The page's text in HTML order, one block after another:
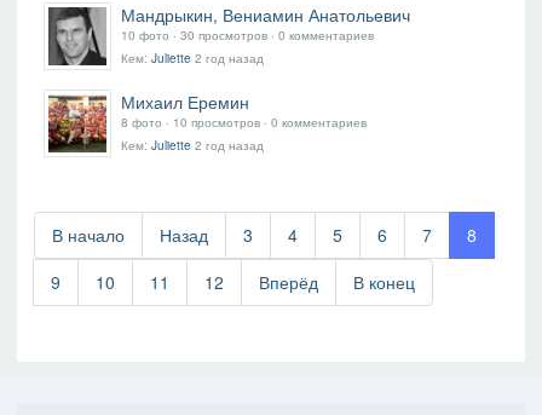
Мандрыкин, Вениамин Анатольевич
10 фото ‧ 30 просмотров ‧ 0 комментариев
Кем: Juliette 2 год назад
Михаил Еремин
8 фото ‧ 10 просмотров ‧ 0 комментариев
Кем: Juliette 2 год назад
В начало Назад 3 4 5 6 7
8
9
10 11 12 Вперёд В конец